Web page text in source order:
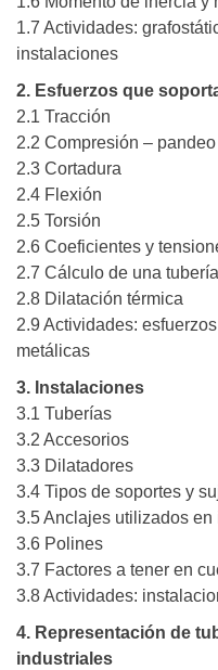
1.7 Actividades:
instalaciones
2. Esfuerzos que
2.1 Tracción
2.2 Compresión – pandeo
2.3 Cortadura
2.4 Flexión
2.5 Torsión
2.6 Coeficientes y
2.7 Cálculo de una
2.8 Dilatación térmica
2.9 Actividades:
metálicas
3. Instalaciones
3.1 Tuberías
3.2 Accesorios
3.3 Dilatadores
3.4 Tipos de soportes y
3.5 Anclajes utilizados
3.6 Polines
3.7 Factores a tener en
3.8 Actividades:
4. Representación de
industriales